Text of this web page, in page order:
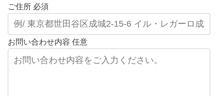
ご住所 必須
お問い合わせ内容 任意